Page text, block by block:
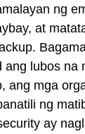
ng
at
ang lubos na
ang mga
ng
ay